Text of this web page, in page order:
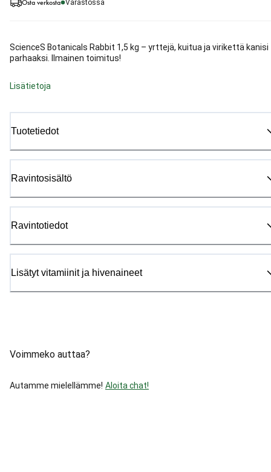
Osta verkosta Varastossa
ScienceS Botanicals Rabbit 1,5 kg – yrttejä, kuitua ja virikettä kanisi
parhaaksi. Ilmainen toimitus!
Lisätietoja
Tuotetiedot
Ravintosisältö
Ravintotiedot
Lisätyt vitamiinit ja hivenaineet
Voimmeko auttaa?
Autamme mielellämme! Aloita chat!